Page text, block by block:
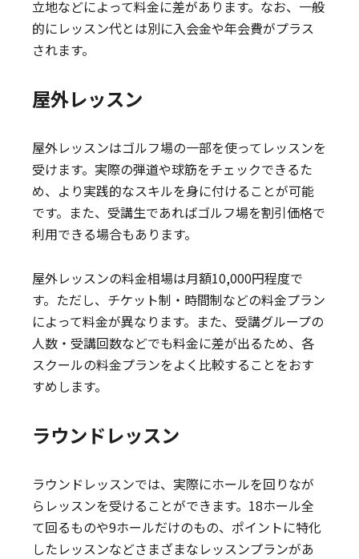
立地などによって料金に差があります。なお、一般
的にレッスン代とは別に入会金や年会費がプラス
されます。
屋外レッスン
屋外レッスンはゴルフ場の一部を使ってレッスンを
受けます。実際の弾道や球筋をチェックできるた
め、より実践的なスキルを身に付けることが可能
です。また、受講生であればゴルフ場を割引価格で
利用できる場合もあります。
屋外レッスンの料金相場は月額10,000円程度で
す。ただし、チケット制・時間制などの料金プラン
によって料金が異なります。また、受講グループの
人数・受講回数などでも料金に差が出るため、各
スクールの料金プランをよく比較することをおす
すめします。
ラウンドレッスン
ラウンドレッスンでは、実際にホールを回りなが
らレッスンを受けることができます。18ホール全
て回るものや9ホールだけのもの、ポイントに特化
したレッスンなどさまざまなレッスンプランがあ